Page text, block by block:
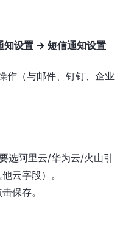
设置 → 短信通知设置
作（与邮件、钉钉、企业
要选阿里云/华为云/火山引
云字段）。
保存。